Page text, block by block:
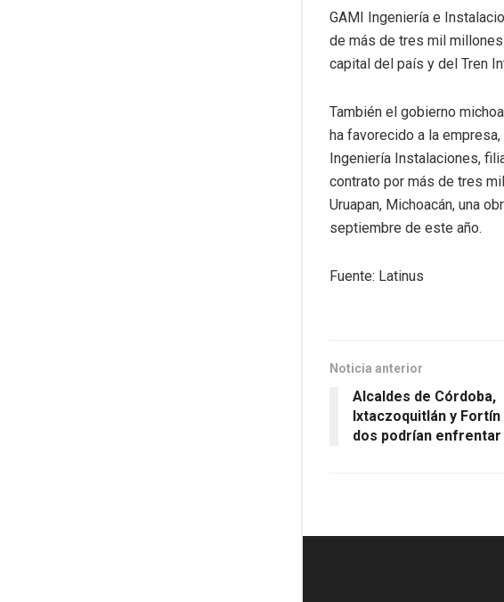
GAMI Ingeniería e
de más de tres mil
capital del país y del Tren
También el gobierno
ha favorecido a la
Ingeniería Instalaciones,
contrato por más de tres
Uruapan, Michoacán, una
septiembre de este año.
Fuente: Latinus
Noticia anterior
Alcaldes de Córdoba,
Ixtaczoquitlán y Fortín
dos podrían enfrentar